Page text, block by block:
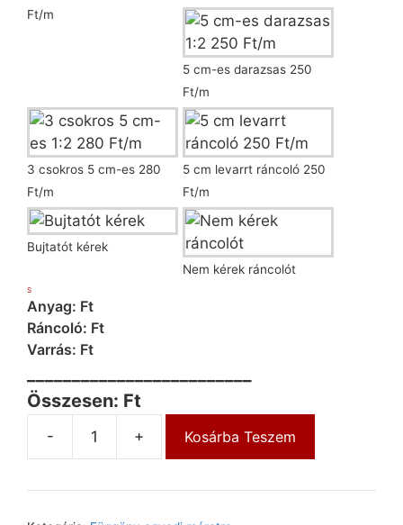
Ft/m
5 cm-es darazsas 250
Ft/m
3 csokros 5 cm-es 280
Ft/m
5 cm levarrt ráncoló 250
Ft/m
Bujtatót kérek
Nem kérek ráncolót
S
Anyag: Ft
Ráncoló: Ft
Varrás: Ft
Összesen: Ft
- + Kosárba Teszem